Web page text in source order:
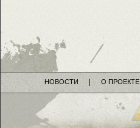
НОВОСТИ О ПРОЕКТЕ